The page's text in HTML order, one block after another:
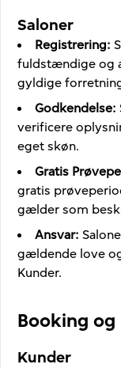
Saloner
Registrering:
fuldstændige og
gyldige
Godkendelse:
verificere
eget skøn.
Gratis
gratis
gælder som
Ansvar:
gældende love
Kunder.
Booking
Kunder